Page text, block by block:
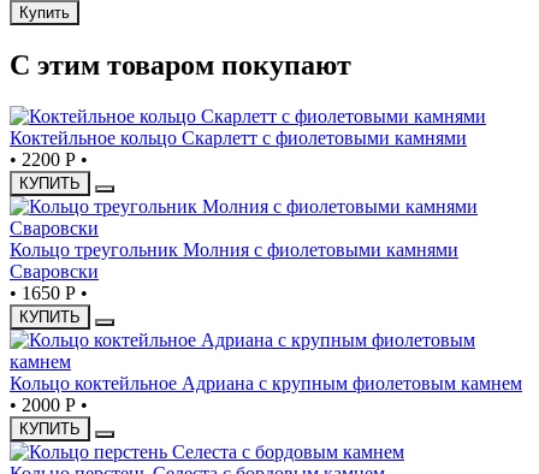
Купить
С этим товаром покупают
Коктейльное кольцо Скарлетт с фиолетовыми камнями
• 2200 Р •
КУПИТЬ
Кольцо треугольник Молния с фиолетовыми камнями
Сваровски
• 1650 Р •
КУПИТЬ
Кольцо коктейльное Адриана с крупным фиолетовым камнем
• 2000 Р •
КУПИТЬ